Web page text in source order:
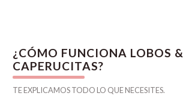
¿CÓMO FUNCIONA LOBOS &
CAPERUCITAS?
TE EXPLICAMOS TODO LO QUE NECESITES.